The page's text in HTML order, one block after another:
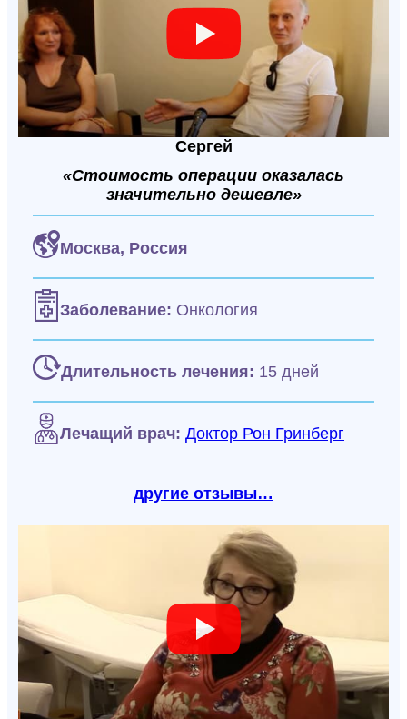
Сергей
«Стоимость операции оказалась
значительно дешевле»
Москва, Россия
Заболевание: Онкология
Длительность лечения: 15 дней
Лечащий врач: Доктор Рон Гринберг
другие отзывы…